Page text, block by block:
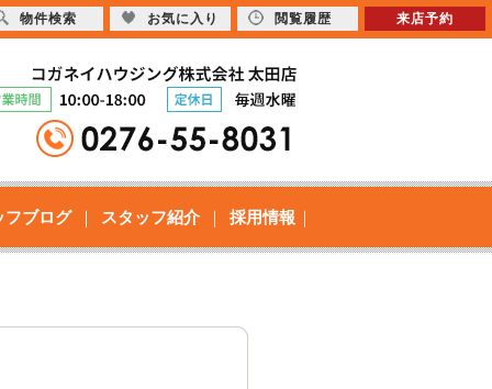
フブログ スタッフ紹介 採用情報
物件検索 お気に入り 閲覧履歴 来店予約